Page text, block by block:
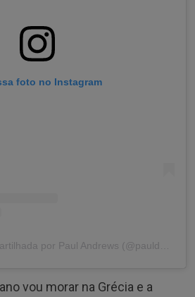
foto no Instagram
vou morar na Grécia e a